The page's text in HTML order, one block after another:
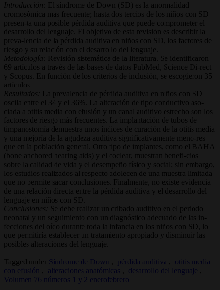
Introducción:
El síndrome de Down (SD) es la anormalidad
cromosómica más frecuente; hasta dos tercios de los niños con SD
presen-ta una posible pérdida auditiva que puede comprometer el
desarrollo del lenguaje. El objetivo de esta revisión es describir la
preva-lencia de la pérdida auditiva en niños con SD, los factores de
riesgo y su relación con el desarrollo del lenguaje.
Metodología:
Revisión sistemática de la literatura. Se identificaron
69 artículos a través de las bases de datos PubMed, Science Di-rect
y Scopus. En función de los criterios de inclusión, se escogieron 35
artículos.
Resultados:
La prevalencia de pérdida auditiva en niños con SD
oscila entre el 34 y el 36%. La alteración de tipo conductivo aso-
ciada a otitis media con efusión y un canal auditivo estrecho son los
factores de riesgo más frecuentes. La implantación de tubos de
timpanostomía demuestra unos índices de curación de la otitis media
y una mejoría de la agudeza auditiva significativamente meno-res
que en la población general. Otro tipo de implantes, como el BAHA
(bone anchored hearing aids) y el coclear, muestran benefi-cios
sobre la calidad de vida y el desempeño físico y social; sin embargo,
los estudios realizados al respecto adolecen de una muestra limitada
que no permite sacar conclusiones. Finalmente, no existe evidencia
de una relación directa entre la pérdida auditiva y el desarrollo del
lenguaje en niños con SD.
Conclusiones:
Se debe realizar un cribado auditivo en el periodo
neonatal y un seguimiento con un diagnóstico adecuado de las in-
fecciones del oído durante toda la infancia en los niños con SD, lo
que permitiría establecer un tratamiento apropiado y disminuir las
posibles alteraciones del lenguaje.
Tagged under Síndrome de Down pérdida auditiva
otitis media
con efusión
alteraciones anatómicas desarrollo del lenguaje
Volumen 76 números 1 y 2 enerofebrero